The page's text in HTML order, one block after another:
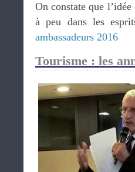
On constate que
à peu dans les
ambassadeurs 2016
Tourisme : les